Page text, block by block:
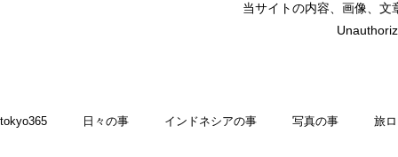
当サイトの内容、画像、
tokyo365 日々の事 インドネシアの事 写真の事 旅